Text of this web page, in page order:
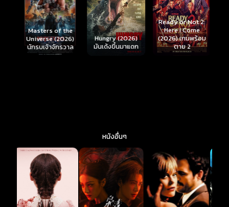
Masters of the
Universe (2026)
นักรบเจ้าจักรวาล
Hungry (2026)
มันเด้งขึ้นมาแดก
Ready or Not 2:
Here I Come
(2026) เกมพร้อม
ตาย 2
หนังอื่นๆ